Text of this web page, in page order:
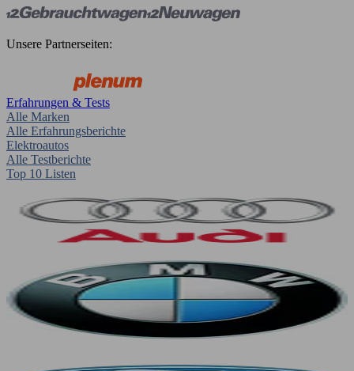
Unsere Partnerseiten:
Erfahrungen & Tests
Alle Marken
Alle Erfahrungsberichte
Elektroautos
Alle Testberichte
Top 10 Listen